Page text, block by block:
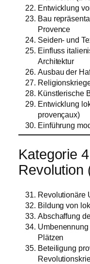
Entwicklung
Bau
Provence
Seiden- und
Einfluss
Architektur
Ausbau der
Künstlerische
Entwicklung
provençaux)
Einführung
Kategorie
Revolution
Revolutionäre
Bildung von
Abschaffung
Plätzen
Beteiligung